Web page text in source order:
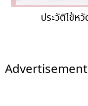
ประวัติไข้ห
Advertisement